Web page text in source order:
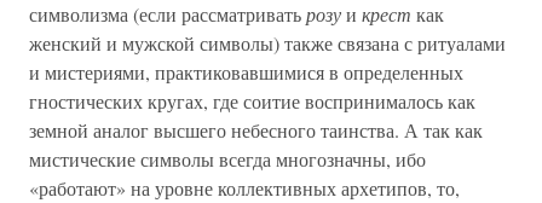
символизма (если рассматриватьрозуи крест как
женский и мужской символы) также связана с ритуалами
и мистериями, практиковавшимися в определенных
гностических кругах, где соитие воспринималось как
земной аналог высшего небесного таинства. А так как
мистические символы всегда многозначны, ибо
«работают» на уровне коллективных архетипов, то,